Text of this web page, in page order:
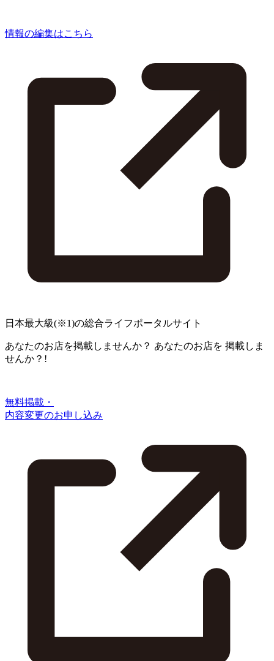
情報の編集はこちら
日本最大級(※1)の総合ライフポータルサイト
あなたのお店を掲載しませんか？ あなたのお店を 掲載しま
せんか？!
無料掲載・
内容変更のお申し込み